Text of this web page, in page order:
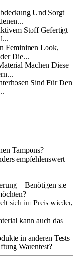
Und Sorgt
Stoff Gefertigt
Femininen Look,
Die...
Machen Diese
Sind Für Den
Tampons?
empfehlenswert
– Benötigen sie
sich im Preis wieder,
kann auch das
in anderen Tests
Warentest?